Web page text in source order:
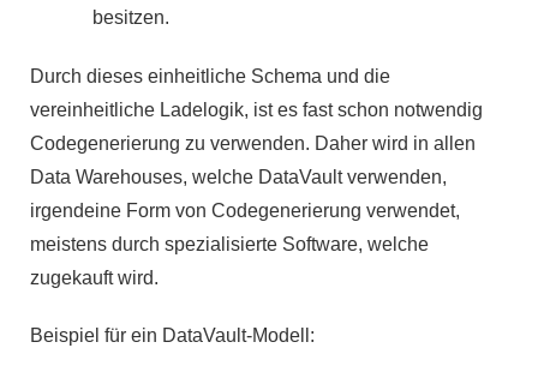
besitzen.
Durch dieses einheitliche Schema und die
vereinheitliche Ladelogik, ist es fast schon notwendig
Codegenerierung zu verwenden. Daher wird in allen
Data Warehouses, welche DataVault verwenden,
irgendeine Form von Codegenerierung verwendet,
meistens durch spezialisierte Software, welche
zugekauft wird.
Beispiel für ein DataVault-Modell: